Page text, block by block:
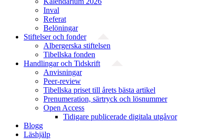
Inval
Referat
Belöningar
Stiftelser och fonder
Albergerska stiftelsen
Tibellska fonden
Handlingar och Tidskrift
Anvisningar
Peer-review
Tibellska priset till årets bästa artikel
Prenumeration, särtryck och lösnummer
Open Access
Tidigare publicerade digitala utgåvor
Blogg
Läshjälp